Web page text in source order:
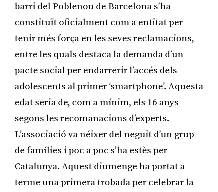
barri del Poblenou de Barcelona s’ha
constituït oficialment com a entitat per
tenir més força en les seves reclamacions,
entre les quals destaca la demanda d’un
pacte social per endarrerir l’accés dels
adolescents al primer ‘smartphone’. Aquesta
edat seria de, com a mínim, els 16 anys
segons les recomanacions d’experts.
L’associació va néixer del neguit d’un grup
de famílies i poc a poc s’ha estès per
Catalunya. Aquest diumenge ha portat a
terme una primera trobada per celebrar la